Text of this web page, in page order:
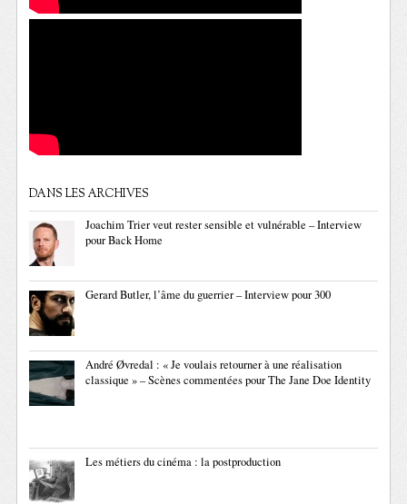
DANS LES ARCHIVES
Joachim Trier veut rester sensible et vulnérable – Interview
pour Back Home
Gerard Butler, l’âme du guerrier – Interview pour 300
André Øvredal : « Je voulais retourner à une réalisation
classique » – Scènes commentées pour The Jane Doe Identity
Les métiers du cinéma : la postproduction